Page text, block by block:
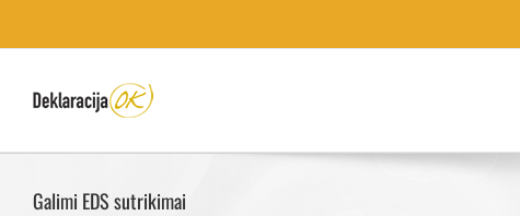
Galimi EDS sutrikimai